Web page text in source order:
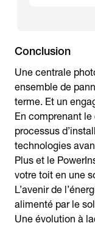
Conclusion
Une centrale
ensemble de
terme. Et un
En comprenant
processus
technologies
Plus et le
votre toit en une
L’avenir de
alimenté par le
Une évolution à